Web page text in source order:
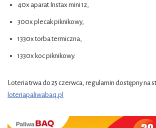
40x aparat Instax mini 12,
300x plecak piknikowy,
1330x torba termiczna,
1330x koc piknikowy.
Loteria trwa do 25 czerwca, regulamin dostępny na
loteriapaliwabaq.pl